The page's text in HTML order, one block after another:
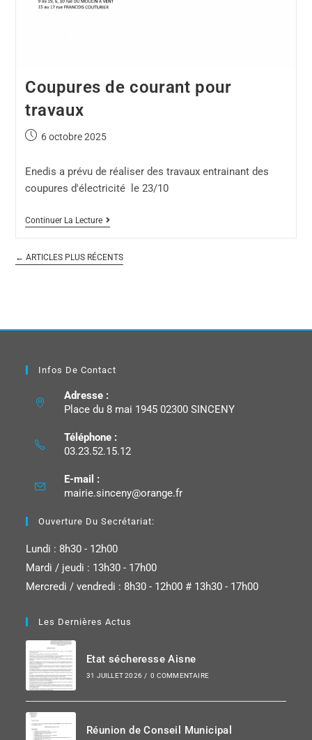
Coupures de courant pour
travaux
6 octobre 2025
Enedis a prévu de réaliser des travaux entrainant des
coupures d'électricité le 23/10
Continuer La Lecture
← ARTICLES PLUS RÉCENTS
Infos De Contact
Adresse :
Place du 8 mai 1945 02300 SINCENY
Téléphone :
03.23.52.15.12
E-mail :
mairie.sinceny@orange.fr
Ouverture Du Secrétariat:
Lundi : 8h30 - 12h00
Mardi / jeudi : 13h30 - 17h00
Mercredi / vendredi : 8h30 - 12h00 # 13h30 - 17h00
Les Dernières Actus
Etat sécheresse Aisne
31 JUILLET 2026 / 0 COMMENTAIRE
Réunion de Conseil Municipal